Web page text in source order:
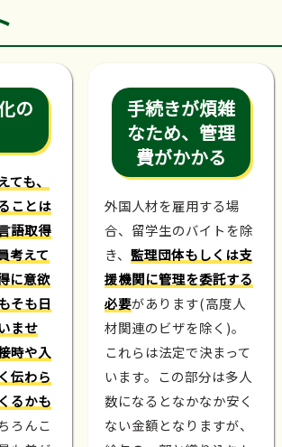
の
も、
ことは
語取得
考えて
に意欲
そも日
ませ
時や入
伝わら
るかも
ろんこ
手続きが煩雑
なため、管理
費がかかる
外国人材を雇用する場
合、留学生のバイトを除
き、 監理団体もしくは支
援機関に管理を委託する
必要があります(高度人
材関連のビザを除く)。
これらは法定で決まって
います。この部分は多人
数になるとなかなか安く
ない金額となりますが、